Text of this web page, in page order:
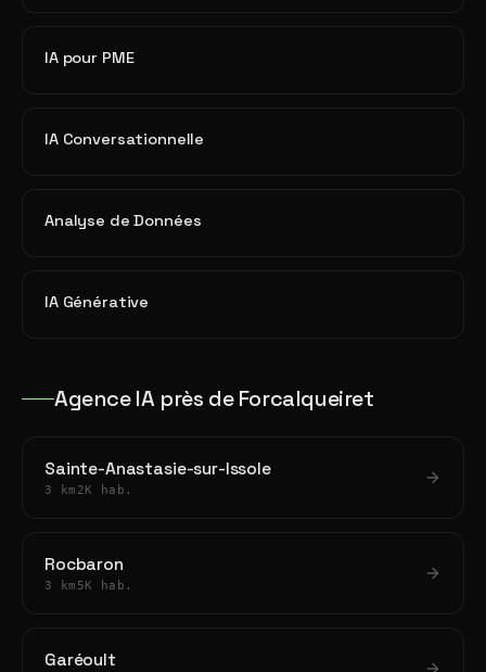
IA pour PME
IA Conversationnelle
Analyse de Données
IA Générative
Agence IA près de Forcalqueiret
Sainte-Anastasie-sur-Issole
3 km 2K hab.
Rocbaron
3 km 5K hab.
Garéoult